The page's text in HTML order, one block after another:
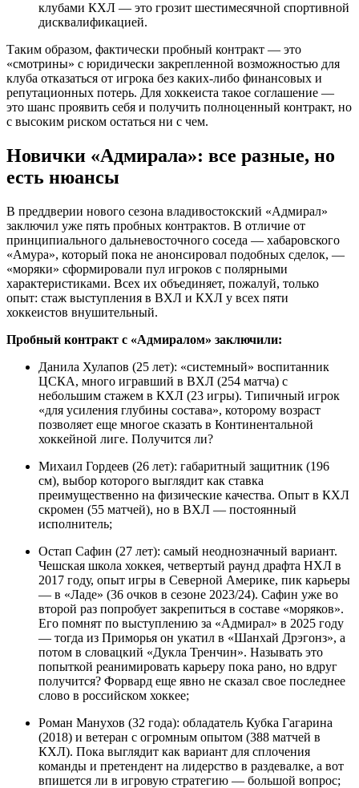
клубами КХЛ — это грозит шестимесячной спортивной
дисквалификацией.
Таким образом, фактически пробный контракт — это
«смотрины» с юридически закрепленной возможностью для
клуба отказаться от игрока без каких-либо финансовых и
репутационных потерь. Для хоккеиста такое соглашение —
это шанс проявить себя и получить полноценный контракт, но
с высоким риском остаться ни с чем.
Новички «Адмирала»: все разные, но
есть нюансы
В преддверии нового сезона владивостокский «Адмирал»
заключил уже пять пробных контрактов. В отличие от
принципиального дальневосточного соседа — хабаровского
«Амура», который пока не анонсировал подобных сделок, —
«моряки» сформировали пул игроков с полярными
характеристиками. Всех их объединяет, пожалуй, только
опыт: стаж выступления в ВХЛ и КХЛ у всех пяти
хоккеистов внушительный.
Пробный контракт с «Адмиралом» заключили:
Данила Хулапов (25 лет): «системный» воспитанник
ЦСКА, много игравший в ВХЛ (254 матча) с
небольшим стажем в КХЛ (23 игры). Типичный игрок
«для усиления глубины состава», которому возраст
позволяет еще многое сказать в Континентальной
хоккейной лиге. Получится ли?
Михаил Гордеев (26 лет): габаритный защитник (196
см), выбор которого выглядит как ставка
преимущественно на физические качества. Опыт в КХЛ
скромен (55 матчей), но в ВХЛ — постоянный
исполнитель;
Остап Сафин (27 лет): самый неоднозначный вариант.
Чешская школа хоккея, четвертый раунд драфта НХЛ в
2017 году, опыт игры в Северной Америке, пик карьеры
— в «Ладе» (36 очков в сезоне 2023/24). Сафин уже во
второй раз попробует закрепиться в составе «моряков».
Его помнят по выступлению за «Адмирал» в 2025 году
— тогда из Приморья он укатил в «Шанхай Дрэгонз», а
потом в словацкий «Дукла Тренчин». Называть это
попыткой реанимировать карьеру пока рано, но вдруг
получится? Форвард еще явно не сказал свое последнее
слово в российском хоккее;
Роман Манухов (32 года): обладатель Кубка Гагарина
(2018) и ветеран с огромным опытом (388 матчей в
КХЛ). Пока выглядит как вариант для сплочения
команды и претендент на лидерство в раздевалке, а вот
впишется ли в игровую стратегию — большой вопрос;